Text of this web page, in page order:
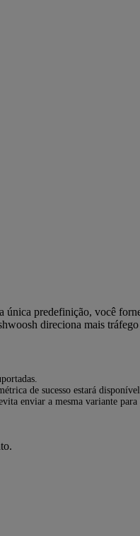
única predefinição, você
direciona mais
de sucesso estará
enviar a mesma variante para